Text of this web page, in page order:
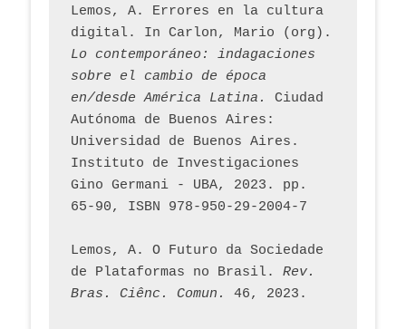
Lemos, A. Errores en la cultura
Lo contemporáneo: indagaciones
sobre el cambio de época
en/desde América Latina.
Ciudad
Autónoma de Buenos Aires:
Universidad de Buenos Aires.
Instituto de Investigaciones
Gino Germani - UBA, 2023. pp.
65-90, ISBN 978-950-29-2004-7
Lemos, A. O Futuro da Sociedade
de Plataformas no Brasil. Rev.
Bras. Ciênc. Comun.